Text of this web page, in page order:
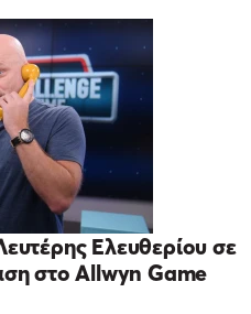
Ελευθερίου σε
στο Allwyn Game